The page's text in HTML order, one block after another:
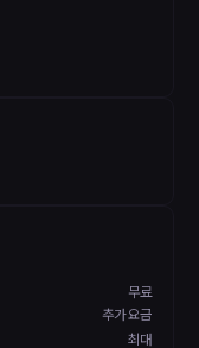
무료
추가 요금
최대